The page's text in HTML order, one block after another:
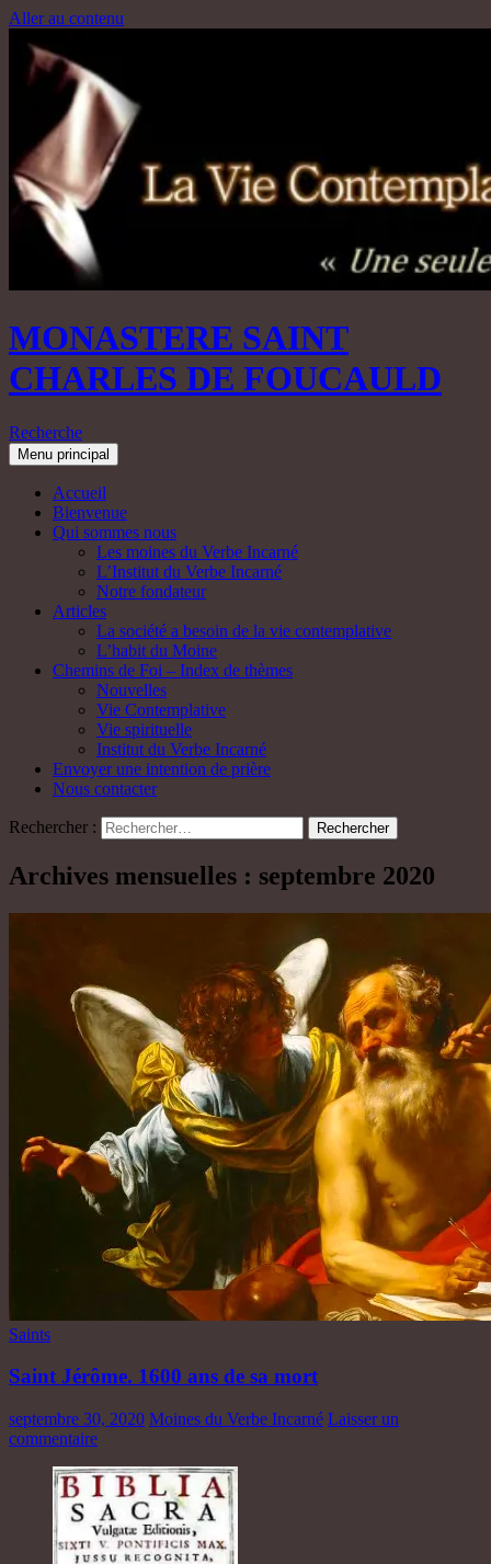
Aller au contenu
MONASTERE SAINT
CHARLES DE FOUCAULD
Recherche
Menu principal
Accueil
Bienvenue
Qui sommes nous
Les moines du Verbe Incarné
L’Institut du Verbe Incarné
Notre fondateur
Articles
La société a besoin de la vie contemplative
L’habit du Moine
Chemins de Foi – Index de thèmes
Nouvelles
Vie Contemplative
Vie spirituelle
Institut du Verbe Incarné
Envoyer une intention de prière
Nous contacter
Rechercher :
Archives mensuelles : septembre 2020
Saints
Saint Jérôme. 1600 ans de sa mort
septembre 30, 2020 Moines du Verbe Incarné Laisser un
commentaire